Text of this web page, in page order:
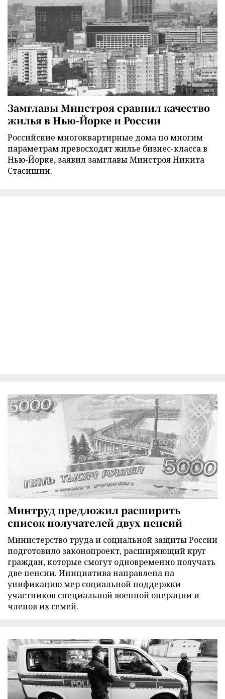
Замглавы Минстроя сравнил качество
жилья в Нью-Йорке и России
Российские многоквартирные дома по многим
параметрам превосходят жилье бизнес-класса в
Нью-Йорке, заявил замглавы Минстроя Никита
Стасишин.
Минтруд предложил расширить
список получателей двух пенсий
Министерство труда и социальной защиты России
подготовило законопроект, расширяющий круг
граждан, которые смогут одновременно получать
две пенсии. Инициатива направлена на
унификацию мер социальной поддержки
участников специальной военной операции и
членов их семей.